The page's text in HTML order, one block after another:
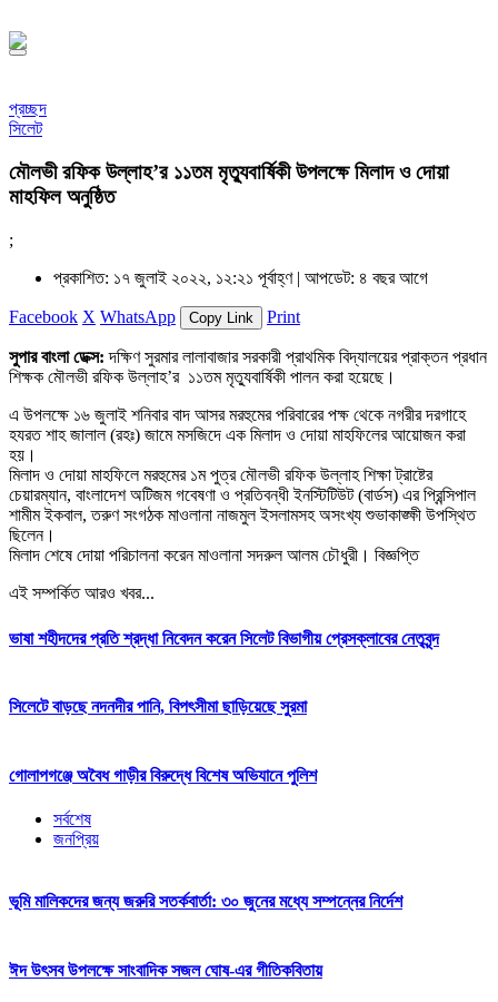
প্রচ্ছদ
সিলেট
মৌলভী রফিক উল্লাহ’র ১১তম মৃত্যুবার্ষিকী উপলক্ষে মিলাদ ও দোয়া
মাহফিল অনুষ্ঠিত
;
প্রকাশিত: ১৭ জুলাই ২০২২, ১২:২১ পূর্বাহ্ণ | আপডেট: ৪ বছর আগে
Facebook X WhatsApp Copy Link Print
সুপার বাংলা ডেক্স: দক্ষিণ সুরমার লালাবাজার সরকারী প্রাথমিক বিদ্যালয়ের প্রাক্তন প্রধান
শিক্ষক মৌলভী রফিক উল্লাহ’র ১১তম মৃত্যুবার্ষিকী পালন করা হয়েছে।
এ উপলক্ষে ১৬ জুলাই শনিবার বাদ আসর মরহুমের পরিবারের পক্ষ থেকে নগরীর দরগাহে
হযরত শাহ জালাল (রহঃ) জামে মসজিদে এক মিলাদ ও দোয়া মাহফিলের আয়োজন করা
হয়।
মিলাদ ও দোয়া মাহফিলে মরহুমের ১ম পুত্র মৌলভী রফিক উল্লাহ শিক্ষা ট্রাষ্টের
চেয়ারম্যান, বাংলাদেশ অটিজম গবেষণা ও প্রতিবন্ধী ইনস্টিটিউট (বার্ডস) এর প্রিন্সিপাল
শামীম ইকবাল, তরুণ সংগঠক মাওলানা নাজমুল ইসলামসহ অসংখ্য শুভাকাঙ্ক্ষী উপস্থিত
ছিলেন।
মিলাদ শেষে দোয়া পরিচালনা করেন মাওলানা সদরুল আলম চৌধুরী। বিজ্ঞপ্তি
এই সম্পর্কিত আরও খবর...
ভাষা শহীদদের প্রতি শ্রদ্ধা নিবেদন করেন সিলেট বিভাগীয় প্রেসক্লাবের নেতৃবৃন্দ
সিলেটে বাড়ছে নদনদীর পানি, বিপৎসীমা ছাড়িয়েছে সুরমা
গোলাপগঞ্জে অবৈধ গাড়ীর বিরুদ্ধে বিশেষ অভিযানে পুলিশ
সর্বশেষ
জনপ্রিয়
ভূমি মালিকদের জন্য জরুরি সতর্কবার্তা: ৩০ জুনের মধ্যে সম্পন্নের নির্দেশ
ঈদ উৎসব উপলক্ষে সাংবাদিক সজল ঘোষ-এর গীতিকবিতায়